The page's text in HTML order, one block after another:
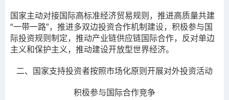
国家主动对接国际高标准经济贸易规则，推进高质量共建
“一带一路”，推进多双边投资合作机制建设，积极参与国
际投资规则制定，推动产业链供应链国际合作，反对单边
主义和保护主义，推动建设开放型世界经济。
二、 国家支持投资者按照市场化原则开展对外投资活动
积极参与国际合作竞争